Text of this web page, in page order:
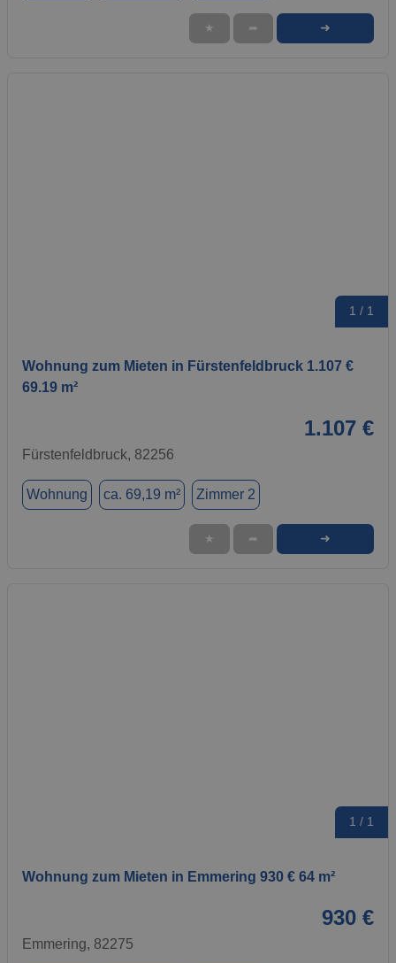
★ ➦ ➜
1 / 1
Wohnung zum Mieten in Fürstenfeldbruck 1.107 €
69.19 m²
1.107 €
Fürstenfeldbruck, 82256
Wohnung ca. 69,19 m² Zimmer 2
★ ➦ ➜
1 / 1
Wohnung zum Mieten in Emmering 930 € 64 m²
930 €
Emmering, 82275